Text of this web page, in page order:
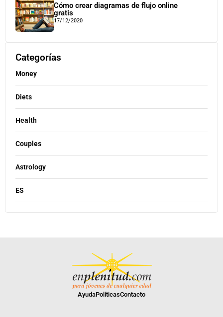
Cómo crear diagramas de flujo online
gratis
17/12/2020
Categorías
Money
Diets
Health
Couples
Astrology
ES
AyudaPolíticasContacto